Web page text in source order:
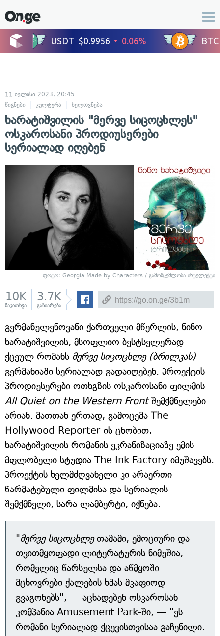
11 ივლისი 2023, 20:45
წიგნები
კულტურა ხელოვნება
ხარატიშვილის "მერვე სიცოცხლეს"
ოსკაროსანი პროდიუსერები
სერიალად იღებენ
ფოტო: Georgia Made by Characters / გამომცემლობა ინტელექტი
10K
წაკითხვა
3.7K
გაზიარება
გერმანულენოვანი ქართველი მწერლის, ნინო
ხარატიშვილის, მსოფლიო ბესტსელერად
ქცეულ რომანს მერვე სიცოცხლე (ბრილკას)
გერმანიაში სერიალად გადაიღებენ. პროექტის
პროდიუსერები ოთხგზის ოსკაროსანი ფილმის
All Quiet on the Western Frontშემქმნელები
არიან. მათთან ერთად, გამოცემა The
Hollywood Reporter-ის ცნობით,
ხარატიშვილის რომანის ეკრანიზაციაზე ემის
მფლობელი სტუდია The Ink Factory იმუშავებს.
პროექტის ხელმძღვანელი კი არაერთი
წარმატებული ფილმისა და სერიალის
შემქმნელი, სარა ლამბერტი, იქნება.
"მერვე სიცოცხლეთამამი, ემოციური და
თვითმყოფადი ლიტერატურის ნიმუშია,
რომელიც წარსულსა და აწმყოში
მცხოვრები ქალების ხმას მკაფიოდ
გვაგონებს", — აცხადებენ ოსკაროსან
კომპანია Amusement Park-ში, — "ეს
რომანი სერიალად ქცევისთვისაა გაჩენილი.